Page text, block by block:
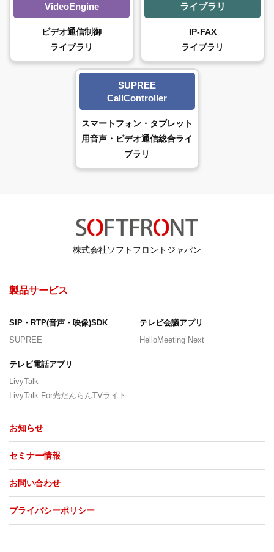
VideoEngine
ビデオ通信制御
ライブラリ
ライブラリ
IP-FAX
ライブラリ
SUPREE
CallController
スマートフォン・タブレット
用音声・ビデオ通信総合ライ
ブラリ
株式会社ソフトフロントジャパン
製品サービス
SIP・RTP(音声・映像)SDK
SUPREE
テレビ電話アプリ
LivyTalk
LivyTalk For光だんらんTVライト
テレビ会議アプリ
HelloMeeting Next
お知らせ
セミナー情報
お問い合わせ
プライバシーポリシー